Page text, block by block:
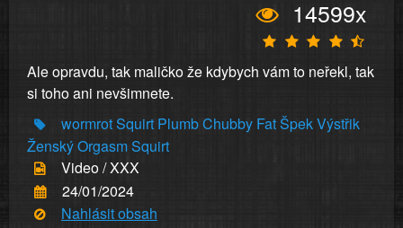
14599x
Ale opravdu, tak maličko že kdybych vám to neřekl, tak
si toho ani nevšimnete.
wormrotSquirt PlumbChubby FatŠpekVýstřik
ŽenskýOrgasmSquirt
Video / XXX
24/01/2024
Nahlásit obsah